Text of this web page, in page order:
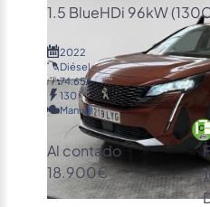
1.5 BlueHDi 96kW
2022
Diésel
74.656
130
Manual
Al contado
18.900€